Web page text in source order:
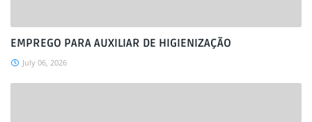
EMPREGO PARA AUXILIAR DE HIGIENIZAÇÃO
July 06, 2026